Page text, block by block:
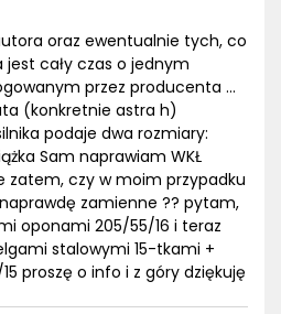
oraz ewentualnie tych, co
cały czas o jednym
przez producenta ...
(konkretnie astra h)
podaje dwa rozmiary:
Sam naprawiam WKŁ
czy w moim przypadku
zamienne ?? pytam,
oponami 205/55/16 i teraz
stalowymi 15-tkami +
proszę o info i z góry dziękuję